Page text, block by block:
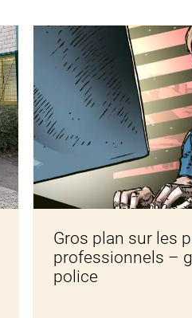
Gros plan sur les
professionnels –
police